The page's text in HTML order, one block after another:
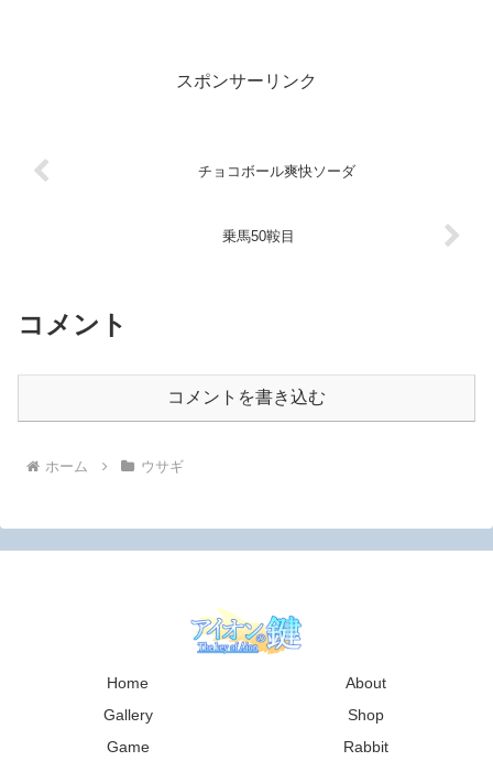
スポンサーリンク
チョコボール爽快ソーダ
乗馬50鞍目
コメント
コメントを書き込む
ホーム ウサギ
Home
About
Gallery
Shop
Game
Rabbit